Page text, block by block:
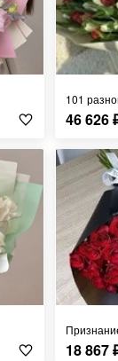
101
46 626
18 867